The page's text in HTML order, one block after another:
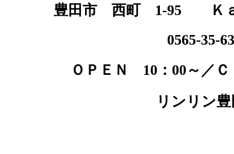
豊田市 西町 1-95 Ｋａ
0565-35-
ＯＰＥＮ 10：00～／
リンリン